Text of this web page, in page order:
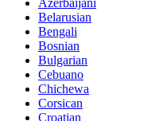
Azerbaijani
Belarusian
Bengali
Bosnian
Bulgarian
Cebuano
Chichewa
Corsican
Croatian